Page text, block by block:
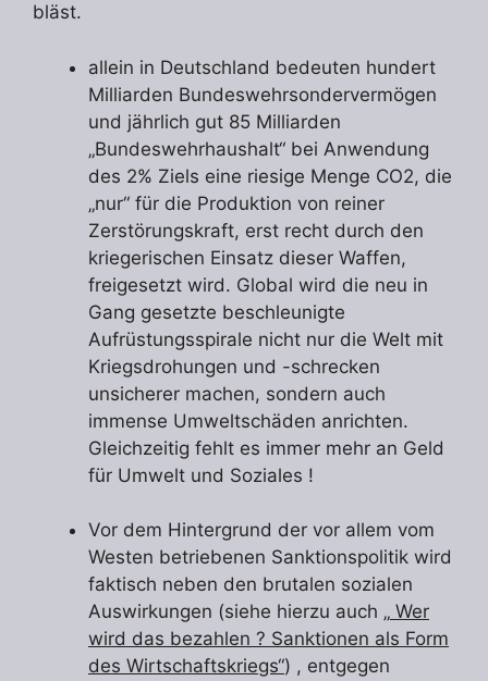
bläst.
allein in Deutschland bedeuten hundert
Milliarden Bundeswehrsondervermögen
und jährlich gut 85 Milliarden
„Bundeswehrhaushalt“ bei Anwendung
des 2% Ziels eine riesige Menge CO2, die
„nur“ für die Produktion von reiner
Zerstörungskraft, erst recht durch den
kriegerischen Einsatz dieser Waffen,
freigesetzt wird. Global wird die neu in
Gang gesetzte beschleunigte
Aufrüstungsspirale nicht nur die Welt mit
Kriegsdrohungen und -schrecken
unsicherer machen, sondern auch
immense Umweltschäden anrichten.
Gleichzeitig fehlt es immer mehr an Geld
für Umwelt und Soziales !
Vor dem Hintergrund der vor allem vom
Westen betriebenen Sanktionspolitik wird
faktisch neben den brutalen sozialen
Auswirkungen (siehe hierzu auch „ Wer
wird das bezahlen ? Sanktionen als Form
des Wirtschaftskriegs“) , entgegen